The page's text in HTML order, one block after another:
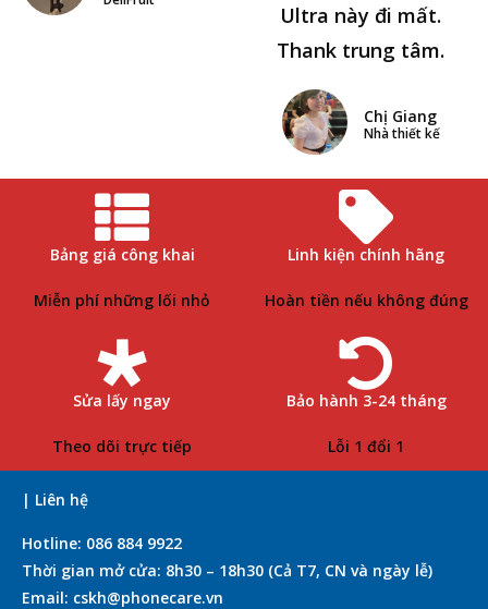
Ultra này đi mất.
Thank trung tâm.
Chị Giang
Nhà thiết kế
Bảng giá công khai
Miễn phí những lối nhỏ
Linh kiện chính hãng
Hoàn tiền nếu không đúng
Sửa lấy ngay
Theo dõi trực tiếp
Bảo hành 3-24 tháng
Lỗi 1 đổi 1
| Liên hệ
Hotline: 086 884 9922
Thời gian mở cửa: 8h30 – 18h30 (Cả T7, CN và ngày lễ)
Email: cskh@phonecare.vn